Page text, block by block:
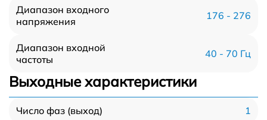
Диапазон входного
напряжения
176 - 276
Диапазон входной
частоты
40 - 70 Гц
Выходные характеристики
Число фаз (выход) 1